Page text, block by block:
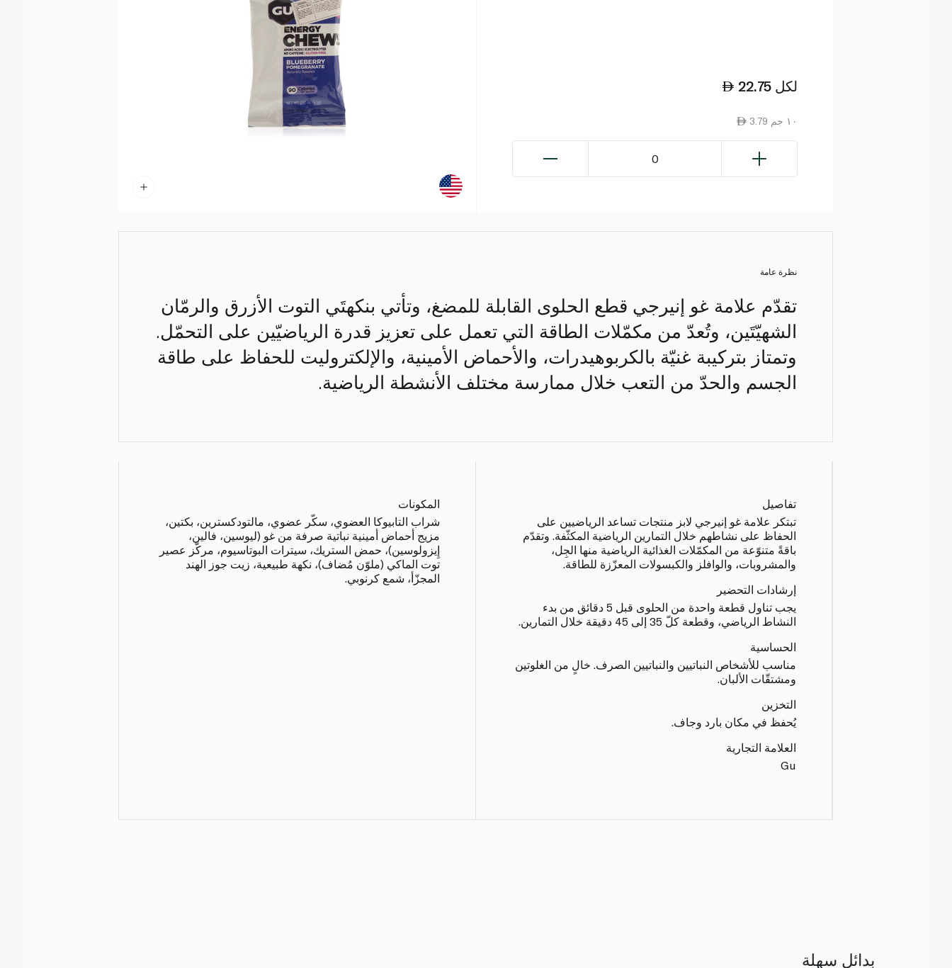
22.75 لكل
3.79 ١٠ جم
0
نظرة عامة
تقدّم علامة غو إنيرجي قطع الحلوى القابلة للمضغ، وتأتي بنكهتَي التوت الأزرق والرمّان
الشهيّتَين، وتُعدّ من مكمّلات الطاقة التي تعمل على تعزيز قدرة الرياضيّين على التحمّل.
وتمتاز بتركيبة غنيّة بالكربوهيدرات، والأحماض الأمينية، والإلكتروليت للحفاظ على طاقة
الجسم والحدّ من التعب خلال ممارسة مختلف الأنشطة الرياضية.
تفاصيل
تبتكر علامة غو إنيرجي لابز منتجات تساعد الرياضيين على
الحفاظ على نشاطهم خلال التمارين الرياضية المكثّفة. وتقدّم
باقةً متنوّعة من المكمّلات الغذائية الرياضية منها الجِل،
والمشروبات، والوافلز والكبسولات المعزّزة للطاقة.
إرشادات التحضير
يجب تناول قطعة واحدة من الحلوى قبل 5 دقائق من بدء
النشاط الرياضي، وقطعة كلّ 35 إلى 45 دقيقة خلال التمارين.
الحساسية
مناسب للأشخاص النباتيين والنباتيين الصرف. خالٍ من الغلوتين
ومشتقّات الألبان.
التخزين
يُحفظ في مكان بارد وجاف.
العلامة التجارية
Gu
المكونات
شراب التابيوكا العضوي، سكّر عضوي، مالتودكسترين، بكتين،
مزيج أحماض أمينية نباتية صرفة من غو (ليوسين، فالين،
إِيزولوسين)، حمض الستريك، سيترات البوتاسيوم، مركّز عصير
توت الماكي (ملوّن مُضاف)، نكهة طبيعية، زيت جوز الهند
المجزّأ، شمع كرنوبي.
بدائل سهلة